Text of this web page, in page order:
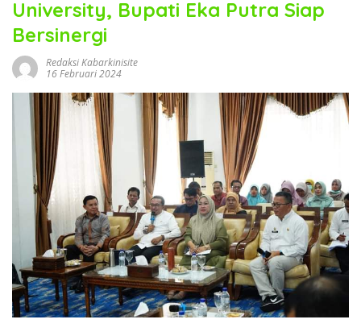
University, Bupati Eka Putra Siap
Bersinergi
Redaksi Kabarkinisite
16 Februari 2024